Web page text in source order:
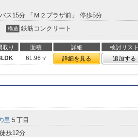
ス15分 「Ｍ２プラザ前」 停歩5分
構造 鉄筋コンクリート
取り 面積 詳細
検討リスト
61.96㎡ 詳細を見る 追加する
里 ５丁目
歩12分